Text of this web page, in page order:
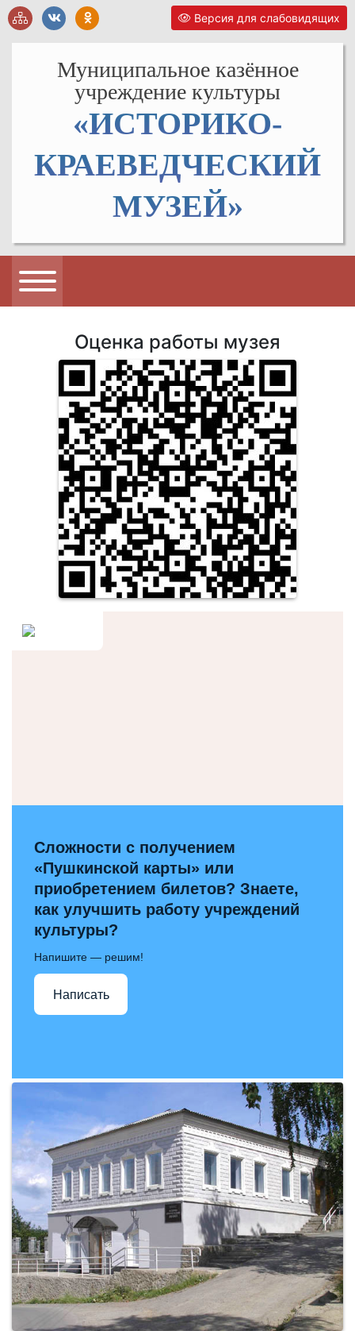
Версия для слабовидящих
Муниципальное казённое
учреждение культуры
«ИСТОРИКО-
КРАЕВЕДЧЕСКИЙ
МУЗЕЙ»
Оценка работы музея
Сложности с получением
«Пушкинской карты» или
приобретением билетов? Знаете,
как улучшить работу учреждений
культуры?
Напишите — решим!
Написать